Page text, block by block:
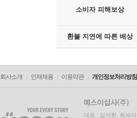
소비자 피해보상
환불 지연에 따른 배상
회사소개 인재채용 이용약관 개인정보처리방침
대표 : 김석환, 최세라